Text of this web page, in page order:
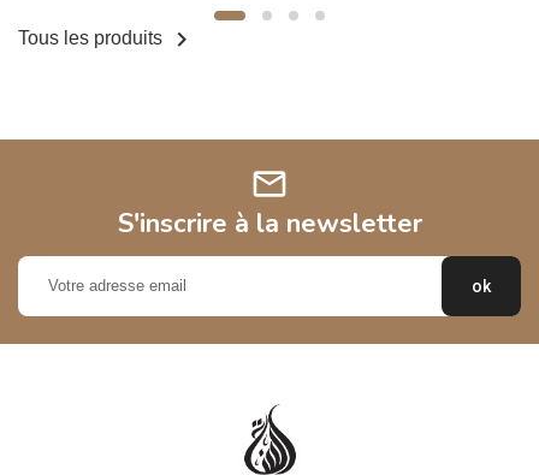
Tous les produits 
mail
S'inscrire à la newsletter